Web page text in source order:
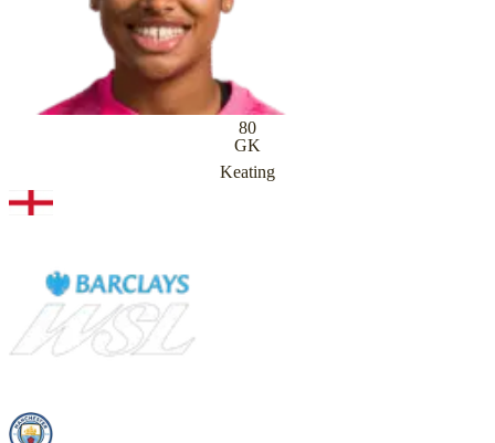
80
GK
Keating